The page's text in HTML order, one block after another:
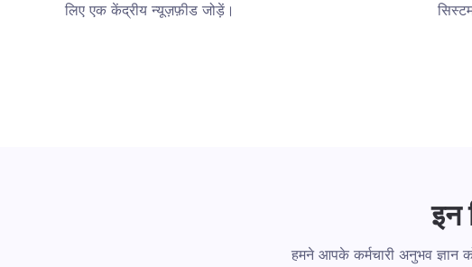
लिए एक केंद्रीय न्यूज़फ़ीड जोड़ें।
इन
हमने आपके कर्मचारी अनुभव